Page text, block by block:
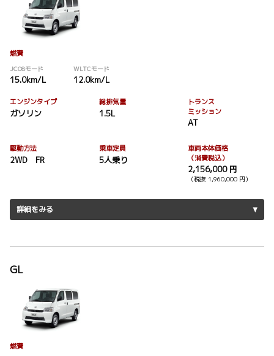
燃費
JC08モード
15.0km/L
WLTCモード
12.0km/L
エンジンタイプ
ガソリン
総排気量
1.5L
トランス
ミッション
AT
駆動方法
2WD FR
乗車定員
5人乗り
車両本体価格
（消費税込）
2,156,000 円
（税抜 1,960,000 円）
詳細をみる
GL
燃費